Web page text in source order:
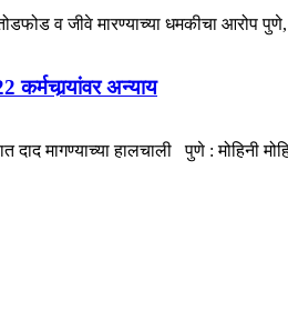
व जीवे मारण्याच्या धमकीचा आरोप
कर्मचार्‍यांवर अन्याय
दाद मागण्याच्या हालचाली पुणे :